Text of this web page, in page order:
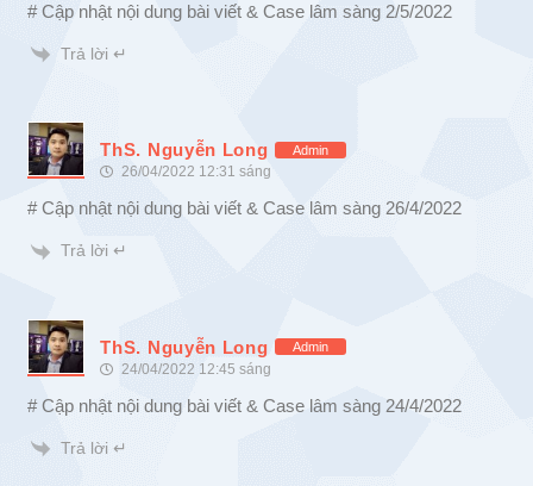
# Cập nhật nội dung bài viết & Case lâm sàng 2/5/2022
Trả lời ↵
ThS. Nguyễn Long Admin
26/04/2022 12:31 sáng
# Cập nhật nội dung bài viết & Case lâm sàng 26/4/2022
Trả lời ↵
ThS. Nguyễn Long Admin
24/04/2022 12:45 sáng
# Cập nhật nội dung bài viết & Case lâm sàng 24/4/2022
Trả lời ↵